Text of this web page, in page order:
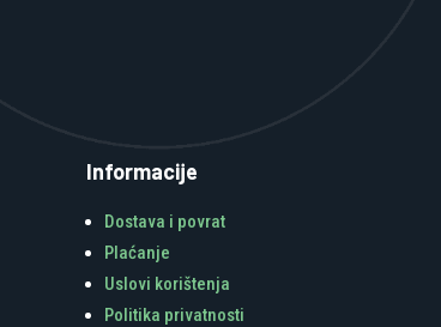
Informacije
Dostava i povrat
Plaćanje
Uslovi korištenja
Politika privatnosti